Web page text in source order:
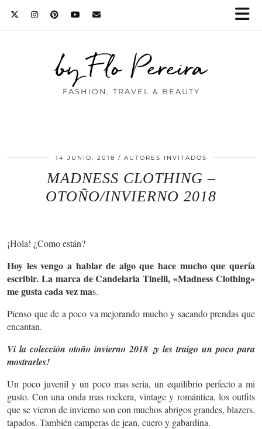
by Flo Pereira
FASHION, TRAVEL & BEAUTY
14 JUNIO, 2018 AUTORES INVITADOS
MADNESS CLOTHING –
OTOÑO/INVIERNO 2018
¡Hola! ¿Como están?
Hoy les vengo a hablar de algo que hace mucho que quería
escribir. La marca de Candelaria Tinelli, «Madness Clothing»
me gusta cada vez mas.
Pienso que de a poco va mejorando mucho y sacando prendas que
encantan.
Vi la colección otoño invierno 2018 ¡y les traigo un poco para
mostrarles!
Un poco juvenil y un poco mas seria, un equilibrio perfecto a mi
gusto. Con una onda mas rockera, vintage y romántica, los outfits
que se vieron de invierno son con muchos abrigos grandes, blazers,
tapados. También camperas de jean, cuero y gabardina.